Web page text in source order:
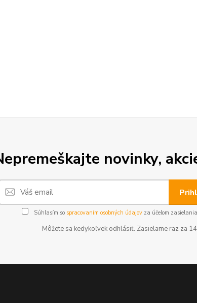
novinky,
Súhlasím so spracovaním osobných údajovza účelom
Môžete sa kedykoľvek odhlásiť. Zasielame raz za